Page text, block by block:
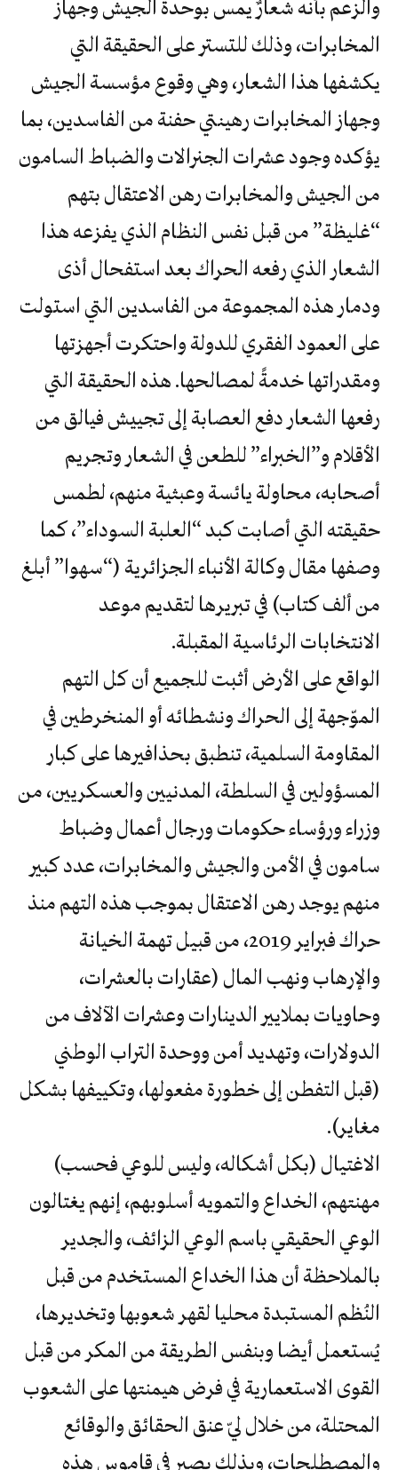
والزعم بأنه شعارٌ يمس بوحدة الجيش وجهاز
المخابرات، وذلك للتستر على الحقيقة التي
يكشفها هذا الشعار، وهي وقوع مؤسسة الجيش
وجهاز المخابرات رهينتي حفنة من الفاسدين، بما
يؤكده وجود عشرات الجنرالات والضباط السامون
من الجيش والمخابرات رهن الاعتقال بتهم
“غليظة” من قبل نفس النظام الذي يفزعه هذا
الشعار الذي رفعه الحراك بعد استفحال أذى
ودمار هذه المجموعة من الفاسدين التي استولت
على العمود الفقري للدولة واحتكرت أجهزتها
ومقدراتها خدمةً لمصالحها. هذه الحقيقة التي
رفعها الشعار دفع العصابة إلى تجييش فيالق من
الأقلام و”الخبراء” للطعن في الشعار وتجريم
أصحابه، محاولة يائسة وعبثية منهم، لطمس
حقيقته التي أصابت كبد “العلبة السوداء”، كما
وصفها مقال وكالة الأنباء الجزائرية (“سهوا” أبلغ
من ألف كتاب) في تبريرها لتقديم موعد
الانتخابات الرئاسية المقبلة.
الواقع على الأرض أثبت للجميع أن كل التهم
الموّجهة إلى الحراك ونشطائه أو المنخرطين في
المقاومة السلمية، تنطبق بحذافيرها على كبار
المسؤولين في السلطة، المدنيين والعسكريين، من
وزراء ورؤساء حكومات ورجال أعمال وضباط
سامون في الأمن والجيش والمخابرات، عدد كبير
منهم يوجد رهن الاعتقال بموجب هذه التهم منذ
حراك فبراير 2019، من قبيل تهمة الخيانة
والإرهاب ونهب المال (عقارات بالعشرات،
وحاويات بملايير الدينارات وعشرات الآلاف من
الدولارات، وتهديد أمن ووحدة التراب الوطني
(قبل التفطن إلى خطورة مفعولها، وتكييفها بشكل
مغاير).
الاغتيال (بكل أشكاله، وليس للوعي فحسب)
مهنتهم، الخداع والتمويه أسلوبهم، إنهم يغتالون
الوعي الحقيقي باسم الوعي الزائف، والجدير
بالملاحظة أن هذا الخداع المستخدم من قبل
النُظم المستبدة محليا لقهر شعوبها وتخديرها،
يُستعمل أيضا وبنفس الطريقة من المكر من قبل
القوى الاستعمارية في فرض هيمنتها على الشعوب
المحتلة، من خلال ليّ عنق الحقائق والوقائع
والمصطلحات، وبذلك يصير في قاموس هذه